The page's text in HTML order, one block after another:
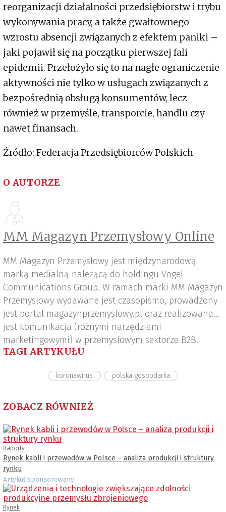
reorganizacji działalności przedsiębiorstw i trybu
wykonywania pracy, a także gwałtownego
wzrostu absencji związanych z efektem paniki –
jaki pojawił się na początku pierwszej fali
epidemii. Przełożyło się to na nagłe ograniczenie
aktywności nie tylko w usługach związanych z
bezpośrednią obsługą konsumentów, lecz
również w przemyśle, transporcie, handlu czy
nawet finansach.
Źródło: Federacja Przedsiębiorców Polskich
O AUTORZE
MM Magazyn Przemysłowy Online
MM Magazyn Przemysłowy jest międzynarodową
marką medialną należącą do holdingu Vogel
Communications Group. W ramach marki MM Magazyn
Przemysłowy wydawane jest czasopismo, prowadzony
jest portal magazynprzemyslowy.pl oraz realizowana
jest komunikacja (różnymi narzędziami
marketingowymi) w przemysłowym sektorze B2B.
TAGI ARTYKUŁU
koronawirus polska gospodarka
ZOBACZ RÓWNIEŻ
Raporty
Rynek kabli i przewodów w Polsce – analiza produkcji i struktury
rynku
Artykuł sponsorowany
Rynek